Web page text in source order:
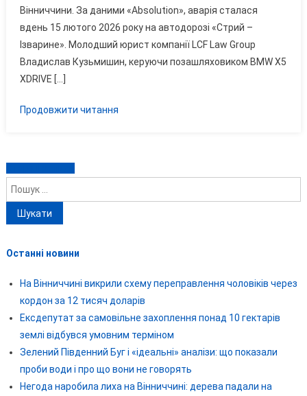
Судді
З
Вінниччини,
Спричинив
Вінниччини. За даними «Absolution», аварія сталася
вдень 15 лютого 2026 року на автодорозі «Стрий –
Ізварине». Молодший юрист компанії LCF Law Group
Владислав Кузьмишин, керуючи позашляховиком BMW X5
XDRIVE […]
Продовжити читання
Навігація
за
записами
Пошук:
Останні новини
На Вінниччині викрили схему переправлення чоловіків через
кордон за 12 тисяч доларів
Ексдепутат за самовільне захоплення понад 10 гектарів
землі відбувся умовним терміном
Зелений Південний Буг і «ідеальні» аналізи: що показали
проби води і про що вони не говорять
Негода наробила лиха на Вінниччині: дерева падали на